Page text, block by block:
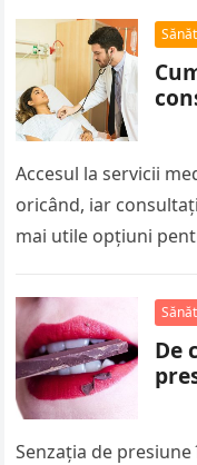
Accesul la servicii
oricând, iar
mai utile opțiuni
De
Senzația de